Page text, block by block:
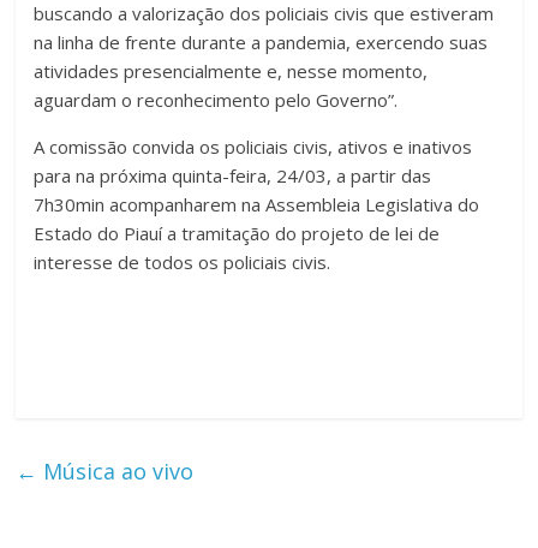
buscando a valorização dos policiais civis que estiveram
na linha de frente durante a pandemia, exercendo suas
atividades presencialmente e, nesse momento,
aguardam o reconhecimento pelo Governo”.
A comissão convida os policiais civis, ativos e inativos
para na próxima quinta-feira, 24/03, a partir das
7h30min acompanharem na Assembleia Legislativa do
Estado do Piauí a tramitação do projeto de lei de
interesse de todos os policiais civis.
← Música ao vivo